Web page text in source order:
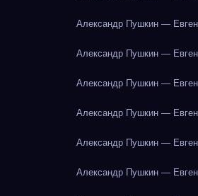
Александр Пушкин —
Александр Пушкин —
Александр Пушкин —
Александр Пушкин —
Александр Пушкин —
Александр Пушкин —